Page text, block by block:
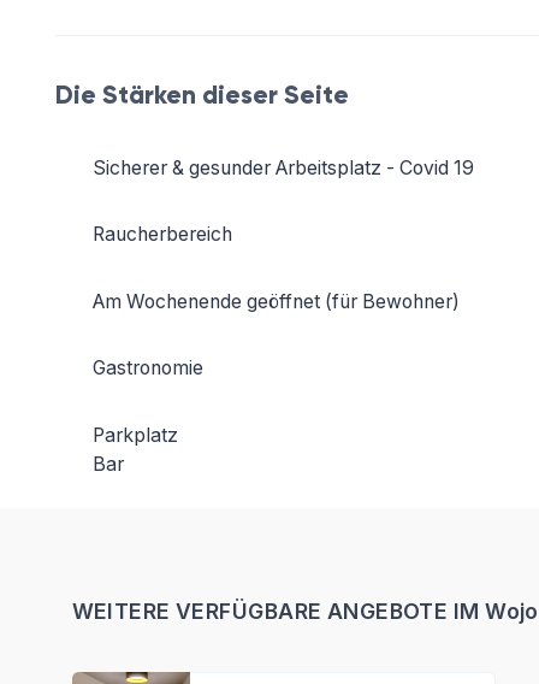
Die Stärken dieser Seite
Sicherer & gesunder Arbeitsplatz - Covid 19
Raucherbereich
Am Wochenende geöffnet (für Bewohner)
Gastronomie
Parkplatz
Bar
WEITERE VERFÜGBARE ANGEBOTE IM